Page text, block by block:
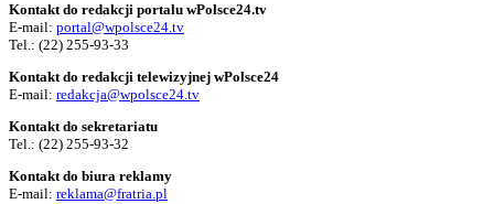
Kontakt do redakcji portalu wPolsce24.tv
E-mail: portal@wpolsce24.tv
Tel.: (22) 255-93-33
Kontakt do redakcji telewizyjnej wPolsce24
E-mail: redakcja@wpolsce24.tv
Kontakt do sekretariatu
Tel.: (22) 255-93-32
Kontakt do biura reklamy
E-mail: reklama@fratria.pl